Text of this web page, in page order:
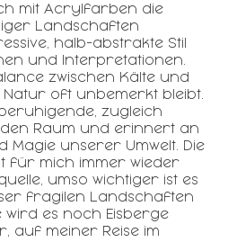
mit Acrylfarben die
Landschaften
halb-abstrakte Stil
und Interpretationen.
zwischen Kälte und
Natur oft unbemerkt bleibt.
zugleich
Raum und erinnert an
Magie unserer Umwelt. Die
für mich immer wieder
umso wichtiger ist es
fragilen Landschaften
wird es noch Eisberge
auf meiner Reise im